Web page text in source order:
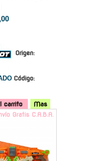
Origen:
Código:
carrito
Mas
Gratis C.A.B.A.